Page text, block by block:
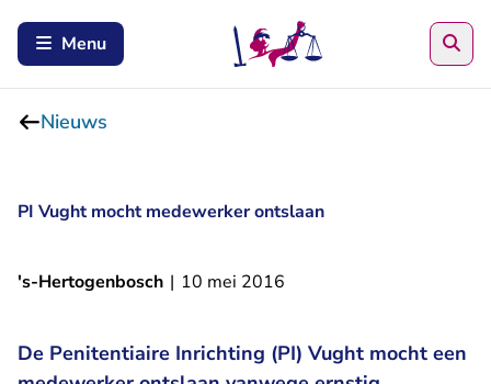
Menu
Nieuws
PI Vught mocht medewerker ontslaan
's-Hertogenbosch | 10 mei 2016
De Penitentiaire Inrichting (PI) Vught mocht een